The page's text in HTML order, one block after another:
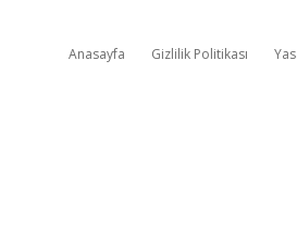
Anasayfa Gizlilik Politikası